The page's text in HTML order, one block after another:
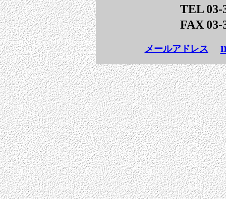
TEL 03-
FAX 03-
メールアドレス